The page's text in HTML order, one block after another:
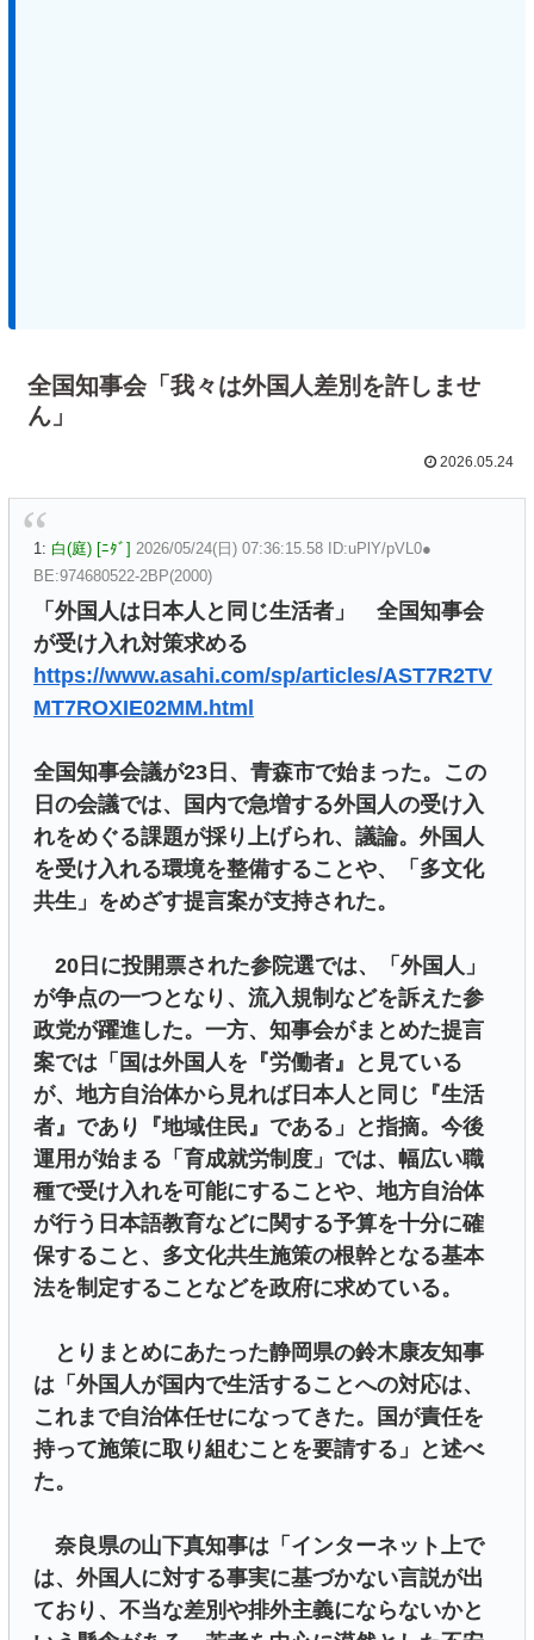
全国知事会「我々は外国人差別を許しませ
ん」
2026.05.24
1: 白(庭) [ﾆﾀﾞ] 2026/05/24(日) 07:36:15.58 ID:uPlY/pVL0●
BE:974680522-2BP(2000)
「外国人は日本人と同じ生活者」 全国知事会
が受け入れ対策求める
https://www.asahi.com/sp/articles/AST7R2TV
MT7ROXIE02MM.html
全国知事会議が23日、青森市で始まった。この
日の会議では、国内で急増する外国人の受け入
れをめぐる課題が採り上げられ、議論。外国人
を受け入れる環境を整備することや、「多文化
共生」をめざす提言案が支持された。
20日に投開票された参院選では、「外国人」
が争点の一つとなり、流入規制などを訴えた参
政党が躍進した。一方、知事会がまとめた提言
案では「国は外国人を『労働者』と見ている
が、地方自治体から見れば日本人と同じ『生活
者』であり『地域住民』である」と指摘。今後
運用が始まる「育成就労制度」では、幅広い職
種で受け入れを可能にすることや、地方自治体
が行う日本語教育などに関する予算を十分に確
保すること、多文化共生施策の根幹となる基本
法を制定することなどを政府に求めている。
とりまとめにあたった静岡県の鈴木康友知事
は「外国人が国内で生活することへの対応は、
これまで自治体任せになってきた。国が責任を
持って施策に取り組むことを要請する」と述べ
た。
奈良県の山下真知事は「インターネット上で
は、外国人に対する事実に基づかない言説が出
ており、不当な差別や排外主義にならないかと